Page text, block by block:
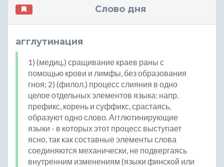
Слово дня
агглутинация
1) (медиц.) сращивание краев раны с
помощью крови и лимфы, без образования
гноя; 2) (филол.) процесс слияния в одно
целое отдельных элементов языка: напр.
префикс, корень и суффикс, срастаясь,
образуют одно слово. Агглютинирующие
языки - в которых этот процесс выступает
ясно, так как составные элементы слова
соединяются механически, не подвергаясь
внутренним изменениям (языки финской или